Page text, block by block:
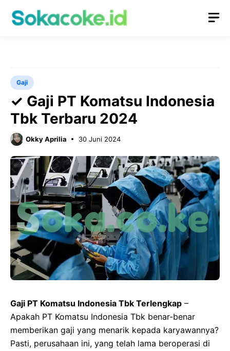
Gaji
✓ Gaji PT Komatsu Indonesia
Tbk Terbaru 2024
Okky Aprilia 30 Juni 2024
Gaji PT Komatsu Indonesia Tbk Terlengkap –
Apakah PT Komatsu Indonesia Tbk benar-benar
memberikan gaji yang menarik kepada karyawannya?
Pasti, perusahaan ini, yang telah lama beroperasi di